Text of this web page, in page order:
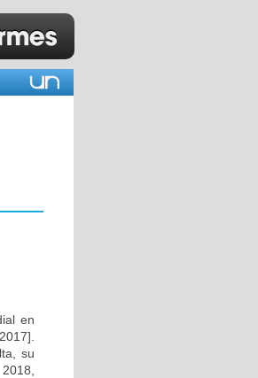
en
su